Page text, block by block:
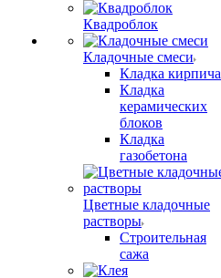
Квадроблок
Кладочные смеси
Кладка кирпича
Кладка
керамических
блоков
Кладка
газобетона
Цветные кладочные
растворы
Строительная
сажа